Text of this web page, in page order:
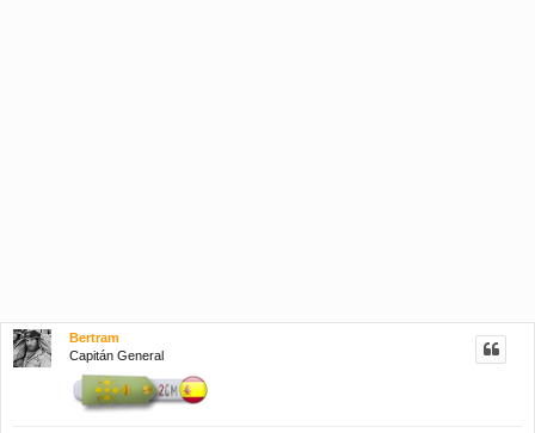
Bertram
Capitán General